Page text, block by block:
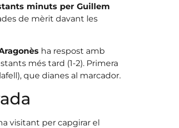
minuts per Guillem
de mèrit davant les
ha respost amb
més tard (1-2). Primera
que dianes al marcador.
visitant per capgirar el